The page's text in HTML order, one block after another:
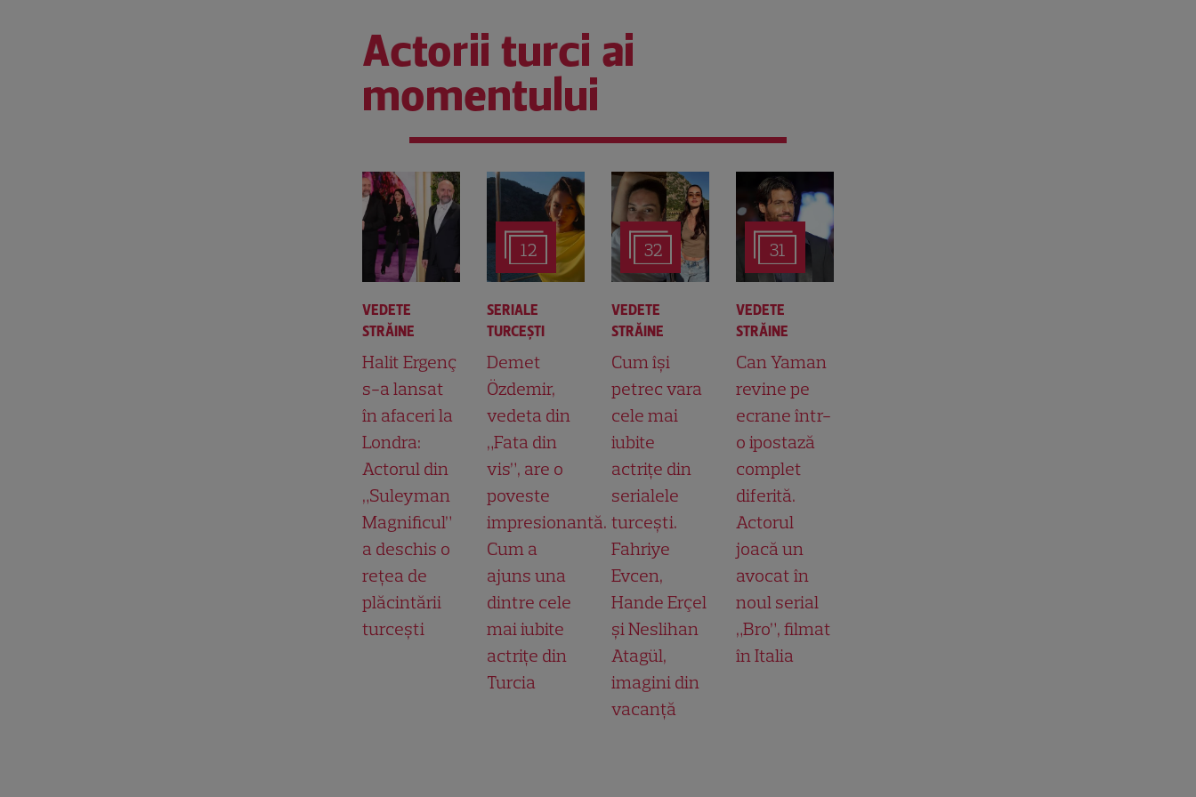
Actorii turci ai
momentului
VEDETE
STRĂINE
Halit Ergenç
s-a lansat
în afaceri la
Londra:
Actorul din
„Suleyman
Magnificul”
a deschis o
rețea de
plăcintării
turcești
12
SERIALE
TURCEŞTI
Demet
Özdemir,
vedeta din
„Fata din
vis”, are o
poveste
impresionantă.
Cum a
ajuns una
dintre cele
mai iubite
actrițe din
Turcia
32
VEDETE
STRĂINE
Cum își
petrec vara
cele mai
iubite
actrițe din
serialele
turcești.
Fahriye
Evcen,
Hande Erçel
și Neslihan
Atagül,
imagini din
vacanță
31
VEDETE
STRĂINE
Can Yaman
revine pe
ecrane într-
o ipostază
complet
diferită.
Actorul
joacă un
avocat în
noul serial
„Bro”, filmat
în Italia